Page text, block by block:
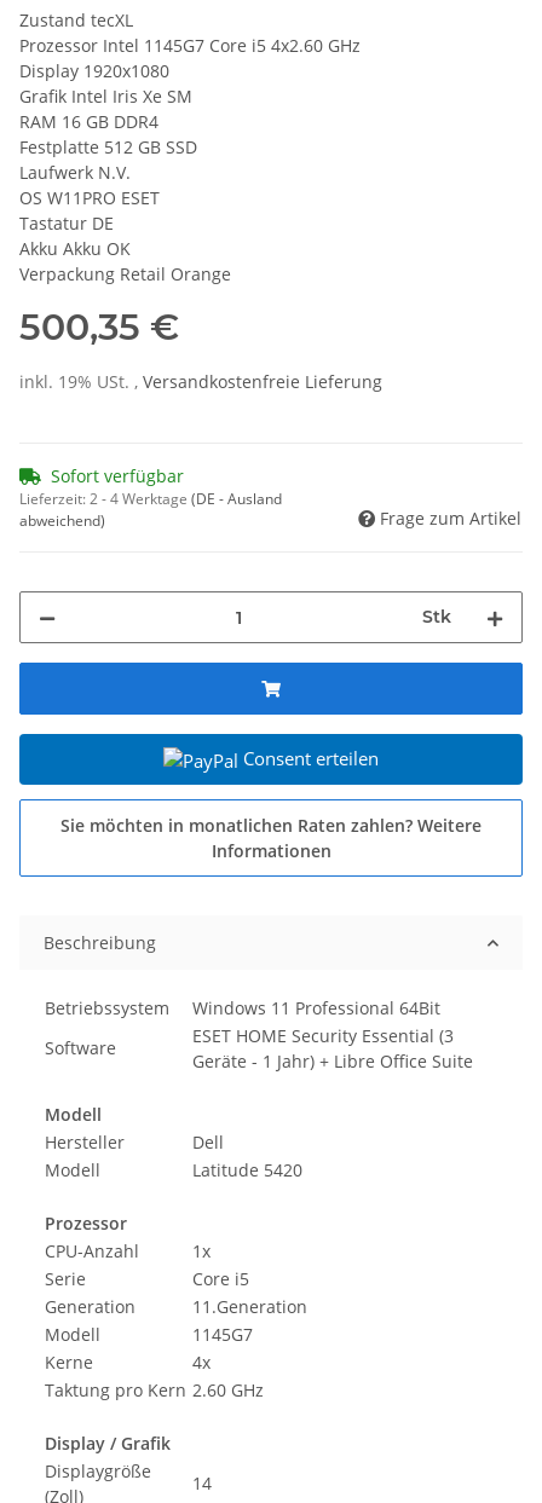
Zustand tecXL
Prozessor Intel 1145G7 Core i5 4x2.60 GHz
Display 1920x1080
Grafik Intel Iris Xe SM
RAM 16 GB DDR4
Festplatte 512 GB SSD
Laufwerk N.V.
OS W11PRO ESET
Tastatur DE
Akku Akku OK
Verpackung Retail Orange
500,35 €
inkl. 19% USt. , Versandkostenfreie Lieferung
Sofort verfügbar
Lieferzeit:2 - 4 Werktage (DE - Ausland
abweichend)
Frage zum Artikel
Stk
Consent erteilen
Sie möchten in monatlichen Raten zahlen? Weitere
Informationen
Beschreibung
Betriebssystem
Windows 11 Professional 64Bit
Software
ESET HOME Security Essential (3
Geräte - 1 Jahr) + Libre Office Suite
Modell
Hersteller
Dell
Modell
Latitude 5420
Prozessor
CPU-Anzahl
1x
Serie
Core i5
Generation
11.Generation
Modell
1145G7
Kerne
4x
Taktung pro Kern 2.60 GHz
Display / Grafik
Displaygröße
(Zoll)
14